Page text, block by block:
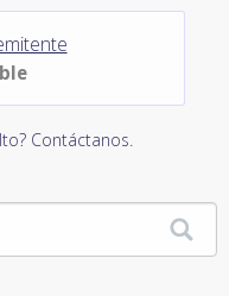
Contáctanos.